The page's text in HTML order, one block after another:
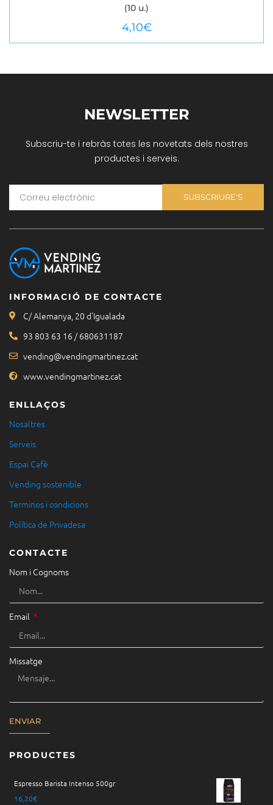
(10 u.)
4,10€
NEWSLETTER
Subscriu-te i rebràs totes les novetats dels nostres
productes i serveis.
SUBSCRIURE'S
INFORMACIÓ DE CONTACTE
C/ Alemanya, 20 d'Igualada
93 803 63 16 / 680631187
vending@vendingmartinez.cat
www.vendingmartinez.cat
ENLLAÇOS
Nosaltres
Serveis
Espai Cafè
Vending sostenible
Terminos i condicions
Política de Privadesa
CONTACTE
Nom i Cognoms
Email
Missatge
ENVIAR
PRODUCTES
Espresso Barista Intenso 500gr
16,20€